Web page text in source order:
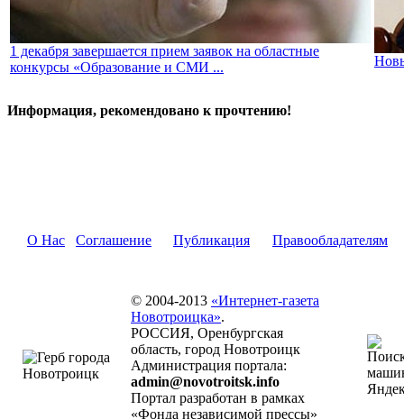
1 декабря завершается прием заявок на областные
конкурсы «Образование и СМИ ...
Информация, рекомендовано к прочтению!
О Нас Соглашение Публикация Правообладателям
© 2004-2013 «Интернет-газета
Новотроицка».
РОССИЯ, Оренбургская
область, город Новотроицк
Администрация портала:
admin@novotroitsk.info
Портал разработан в рамках
«Фонда независимой прессы»